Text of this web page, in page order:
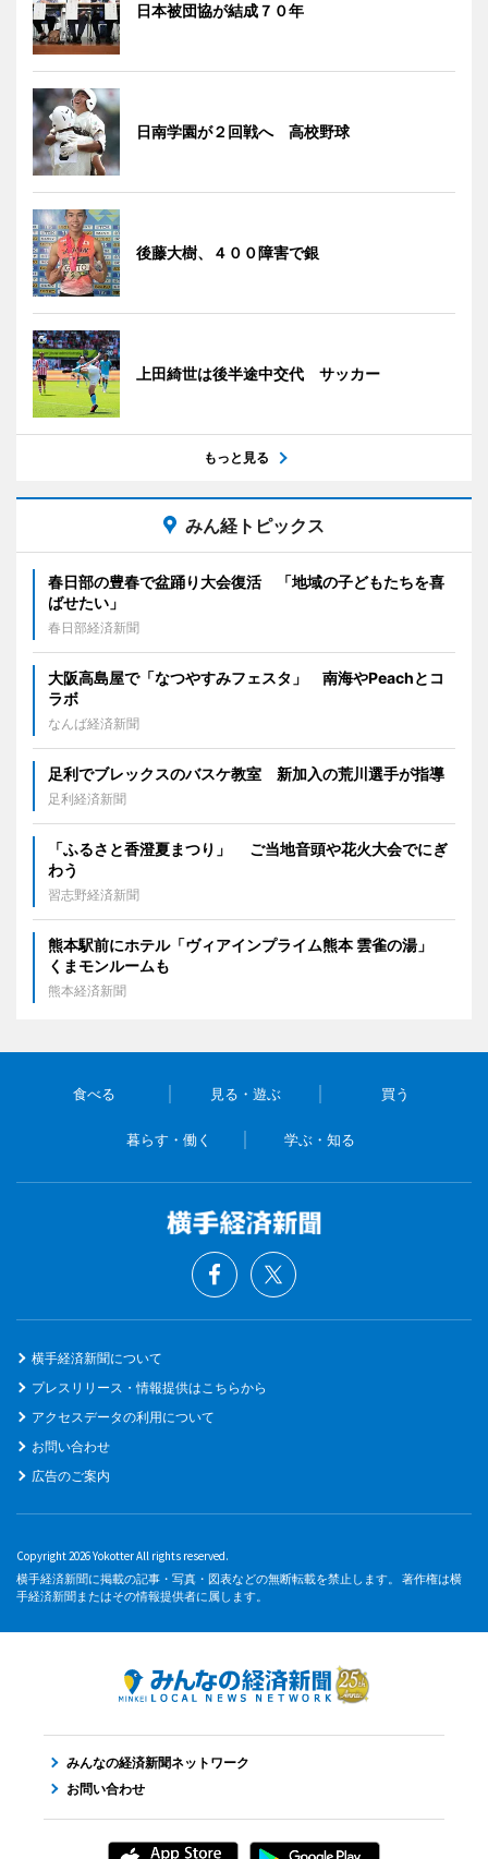
日本被団協が結成７０年
日南学園が２回戦へ 高校野球
後藤大樹、４００障害で銀
上田綺世は後半途中交代 サッカー
もっと見る
みん経トピックス
春日部の豊春で盆踊り大会復活 「地域の子どもたちを喜
ばせたい」
春日部経済新聞
大阪高島屋で「なつやすみフェスタ」 南海やPeachとコ
ラボ
なんば経済新聞
足利でブレックスのバスケ教室 新加入の荒川選手が指導
足利経済新聞
「ふるさと香澄夏まつり」 ご当地音頭や花火大会でにぎ
わう
習志野経済新聞
熊本駅前にホテル「ヴィアインプライム熊本 雲雀の湯」
くまモンルームも
熊本経済新聞
食べる 見る・遊ぶ 買う
暮らす・働く 学ぶ・知る
横手経済新聞について
プレスリリース・情報提供はこちらから
アクセスデータの利用について
お問い合わせ
広告のご案内
Copyright 2026 Yokotter All rights reserved.
横手経済新聞に掲載の記事・写真・図表などの無断転載を禁止します。 著作権は横
手経済新聞またはその情報提供者に属します。
みんなの経済新聞ネットワーク
お問い合わせ